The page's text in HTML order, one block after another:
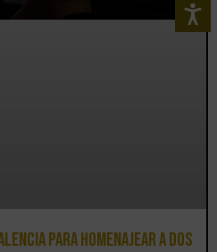
para homenajear a dos